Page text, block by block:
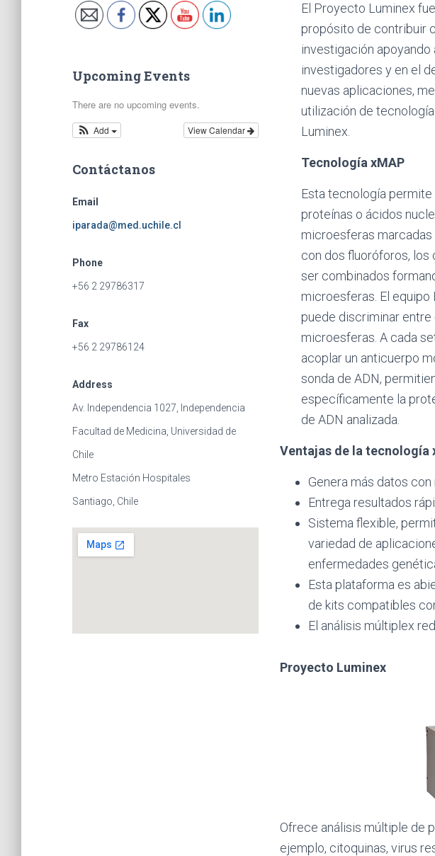
Upcoming Events
There are no upcoming events.
View Calendar
Add
Contáctanos
Email
iparada@med.uchile.cl
Phone
+56 2 29786317
Fax
+56 2 29786124
Address
Av. Independencia 1027, Independencia
Facultad de Medicina, Universidad de
Chile
Metro Estación Hospitales
Santiago, Chile
El Proyecto Luminex
propósito de contribuir
investigación apoyando
investigadores y en el
nuevas aplicaciones,
utilización de
Luminex.
Tecnología xMAP
Esta tecnología
proteínas o ácidos
microesferas
con dos fluoróforos, los
ser combinados
microesferas. El equipo
puede discriminar entre
microesferas. A cada
acoplar un anticuerpo
sonda de ADN,
específicamente la
de ADN analizada.
Ventajas de la tecnología
Genera más datos
Entrega resultados
Sistema flexible,
variedad de
enfermedades
Esta plataforma es
de kits compatibles
El análisis múltiplex
Proyecto Luminex
Ofrece análisis múltiple de
ejemplo, citoquinas, virus